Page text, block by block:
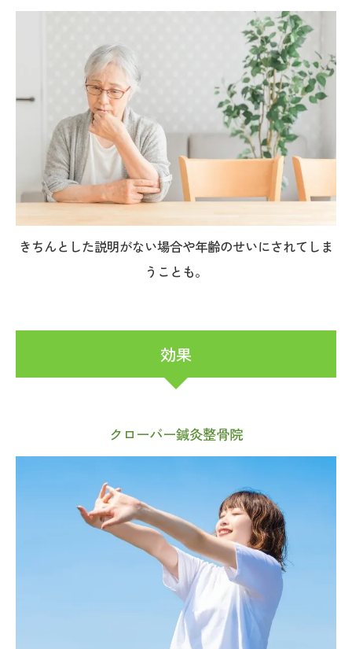
きちんとした説明がない場合や年齢のせいにされてしま
うことも。
効果
クローバー鍼灸整骨院